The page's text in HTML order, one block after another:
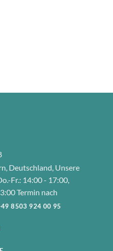
Deutschland, Unsere
Fr.: 14:00 - 17:00,
Termin nach
8503 924 00 95